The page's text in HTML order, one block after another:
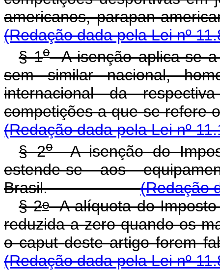
americanos,
(Redação dada pela Lei nº
§ 1oA isenção aplica-se a
sem similar nacional,
internacional da
competições a que
(Redação dada pela Lei nº
§ 2oA isenção do
estende-se aos
Brasil.(Redação
§ 2oA alíquota do Imposto
reduzida a zero quando os
o caput deste artigo forem
(Redação dada pela Lei nº